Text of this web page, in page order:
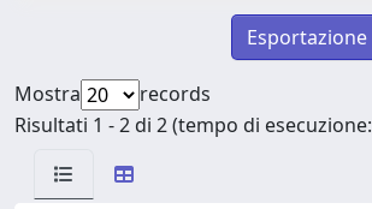
Esportazione
Mostra
records
Risultati 1 - 2 di 2 (tempo di